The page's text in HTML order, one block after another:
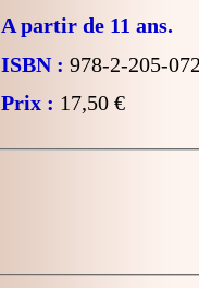
A partir de 11 ans.
ISBN : 978-2-205-
Prix : 17,50 €